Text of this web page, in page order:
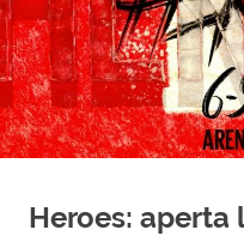
Heroes: aperta